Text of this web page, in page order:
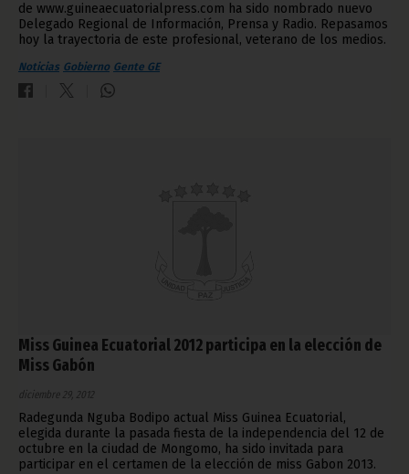
de www.guineaecuatorialpress.com ha sido nombrado nuevo
Delegado Regional de Información, Prensa y Radio. Repasamos
hoy la trayectoria de este profesional, veterano de los medios.
Noticias Gobierno Gente GE
Miss Guinea Ecuatorial 2012 participa en la elección de
Miss Gabón
diciembre 29, 2012
Radegunda Nguba Bodipo actual Miss Guinea Ecuatorial,
elegida durante la pasada fiesta de la independencia del 12 de
octubre en la ciudad de Mongomo, ha sido invitada para
participar en el certamen de la elección de miss Gabon 2013.